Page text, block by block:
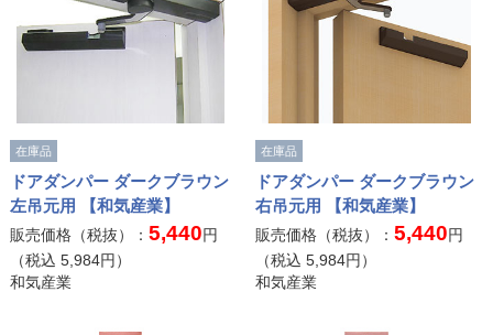
在庫品
ドアダンパー ダークブラウン
左吊元用 【和気産業】
販売価格（税抜）： 5,440円
（税込 5,984円）
和気産業
在庫品
ドアダンパー ダークブラウン
右吊元用 【和気産業】
販売価格（税抜）：5,440円
（税込5,984円）
和気産業